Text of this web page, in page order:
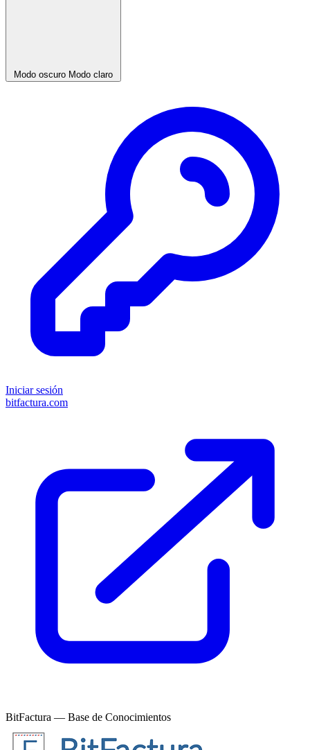
Modo oscuro Modo claro
Iniciar sesión
bitfactura.com
BitFactura — Base de Conocimientos